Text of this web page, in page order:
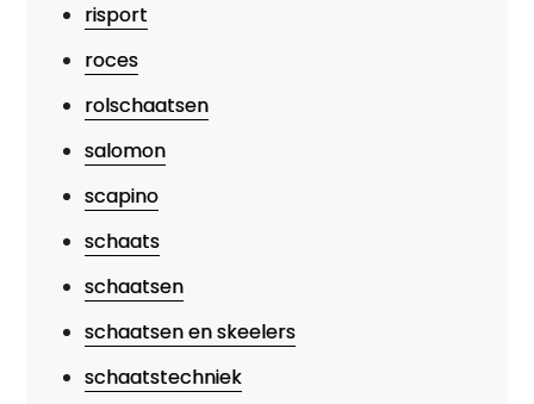
risport
roces
rolschaatsen
salomon
scapino
schaats
schaatsen
schaatsen en skeelers
schaatstechniek